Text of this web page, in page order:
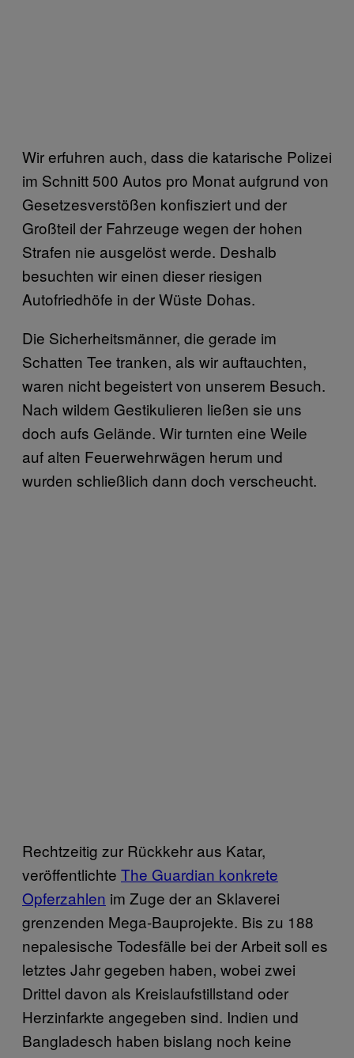
Wir erfuhren auch, dass die katarische Polizei
im Schnitt 500 Autos pro Monat aufgrund von
Gesetzesverstößen konfisziert und der
Großteil der Fahrzeuge wegen der hohen
Strafen nie ausgelöst werde. Deshalb
besuchten wir einen dieser riesigen
Autofriedhöfe in der Wüste Dohas.
Die Sicherheitsmänner, die gerade im
Schatten Tee tranken, als wir auftauchten,
waren nicht begeistert von unserem Besuch.
Nach wildem Gestikulieren ließen sie uns
doch aufs Gelände. Wir turnten eine Weile
auf alten Feuerwehrwägen herum und
wurden schließlich dann doch verscheucht.
Rechtzeitig zur Rückkehr aus Katar,
veröffentlichte The Guardian konkrete
Opferzahlen im Zuge der an Sklaverei
grenzenden Mega-Bauprojekte. Bis zu 188
nepalesische Todesfälle bei der Arbeit soll es
letztes Jahr gegeben haben, wobei zwei
Drittel davon als Kreislaufstillstand oder
Herzinfarkte angegeben sind. Indien und
Bangladesch haben bislang noch keine